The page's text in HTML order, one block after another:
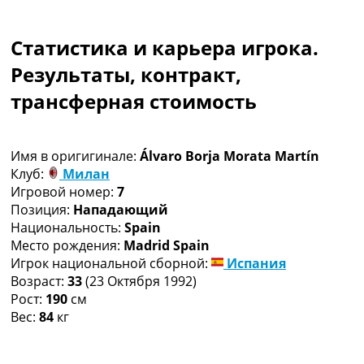
Чемпионат Мира
Украина. Премьер-Лига
Украина. Первая Лига
Лига Чемпионов
Другие Турниры >>>
Таблицы
Таблицы групп Чемпионата Мира
Украина. Премьер-Лига
Украина. Первая Лига
Лига Чемпионов. Таблицы групп
Англия. Премьер-Лига
Испания. Ла Лига
Все таблицы >>>
Рейтинги
Статистика и карьера игрока.
Результаты, контракт,
трансферная стоимость
Имя в оригигинале: Álvaro Borja Morata Martín
Клуб:
Милан
Игровой номер: 7
Позиция: Нападающий
Национальность: Spain
Место рождения: Madrid Spain
Игрок национальной сборной:
Испания
Возраст: 33(23 Октября 1992)
Рост: 190 см
Вес: 84 кг